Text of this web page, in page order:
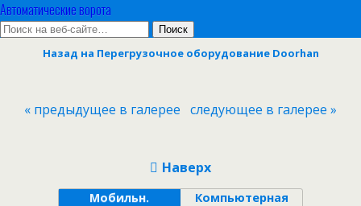
Автоматические ворота
Назад на Перегрузочное оборудование Doorhan
« предыдущее в галерее следующее в галерее »
Наверх
Мобильн. Компьютерная